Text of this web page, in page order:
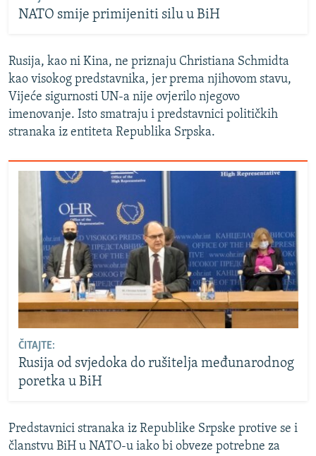
NATO smije primijeniti silu u BiH
Rusija, kao ni Kina, ne priznaju Christiana Schmidta
kao visokog predstavnika, jer prema njihovom stavu,
Vijeće sigurnosti UN-a nije ovjerilo njegovo
imenovanje. Isto smatraju i predstavnici političkih
stranaka iz entiteta Republika Srpska.
ČITAJTE:
Rusija od svjedoka do rušitelja međunarodnog
poretka u BiH
Predstavnici stranaka iz Republike Srpske protive se i
članstvu BiH u NATO-u iako bi obveze potrebne za